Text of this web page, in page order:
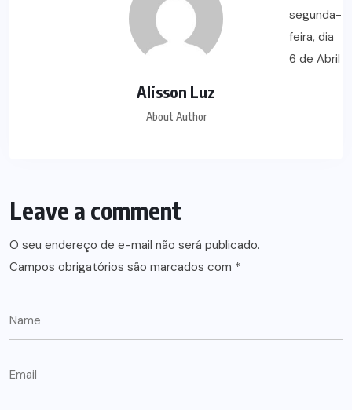
Alisson Luz
About Author
Leave a comment
O seu endereço de e-mail não será publicado.
Campos obrigatórios são marcados com *